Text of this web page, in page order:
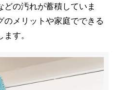
の汚れが蓄積していま
メリットや家庭でできる
す。